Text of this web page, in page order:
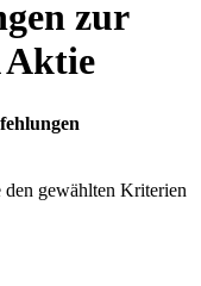
zur
Aktie
gewählten Kriterien